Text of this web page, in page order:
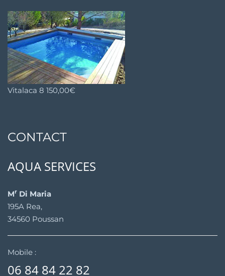
Vitalaca 8 150,00€
CONTACT
AQUA SERVICES
Mr Di Maria
195A Rea,
34560 Poussan
Mobile :
06 84 84 22 82